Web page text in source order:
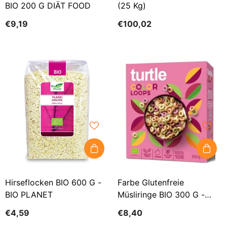
BIO 200 G DIÄT FOOD
€9,19
(25 Kg)
€100,02
Hirseflocken BIO 600 G -
BIO PLANET
€4,59
Farbe Glutenfreie
Müsliringe BIO 300 G -
€8,40